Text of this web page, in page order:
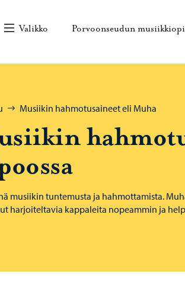
Valikko Porvoonseudun
Musiikin hahmotusaineet eli Muha
musiikin tuntemusta ja hahmottamista.
harjoiteltavia kappaleita nopeammin ja